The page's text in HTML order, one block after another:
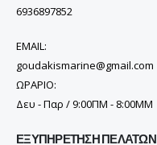
6936897852
EMAIL:
goudakismarine@gmail.com
ΩΡΑΡΙΟ:
Δευ - Παρ / 9:00ΠΜ - 8:00ΜΜ
ΕΞΥΠΗΡΈΤΗΣΗ ΠΕΛΑΤΏΝ